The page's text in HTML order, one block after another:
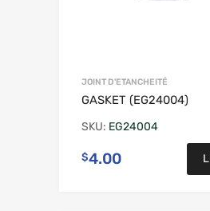
JOINT D'ETANCHEITÉ
GASKET (EG24004)
SKU: EG24004
$4.00